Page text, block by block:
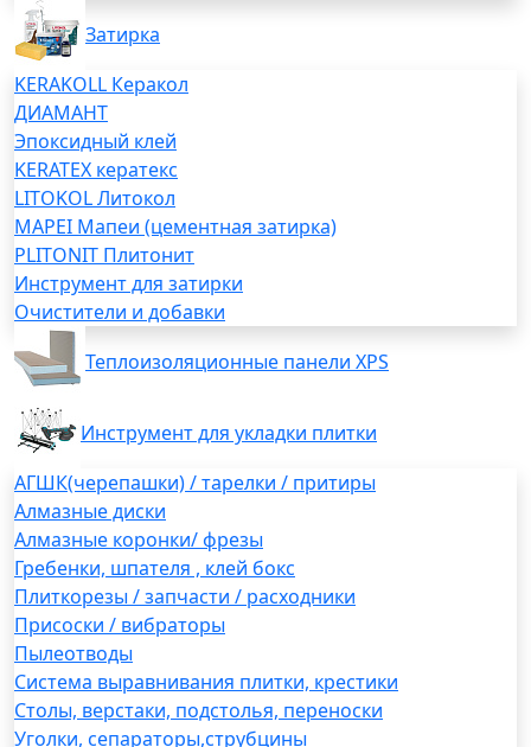
Затирка
KERAKOLL Керакол
ДИАМАНТ
Эпоксидный клей
KERATEX кератекс
LITOKOL Литокол
MAPEI Мапеи (цементная затирка)
PLITONIT Плитонит
Инструмент для затирки
Очистители и добавки
Теплоизоляционные панели XPS
Инструмент для укладки плитки
АГШК(черепашки) / тарелки / притиры
Алмазные диски
Алмазные коронки/ фрезы
Гребенки, шпателя , клей бокс
Плиткорезы / запчасти / расходники
Присоски / вибраторы
Пылеотводы
Система выравнивания плитки, крестики
Столы, верстаки, подстолья, переноски
Уголки, сепараторы,струбцины